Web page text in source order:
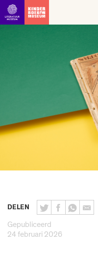
Ga direct naar inhoud
DELEN
Gepubliceerd
24 februari 2026